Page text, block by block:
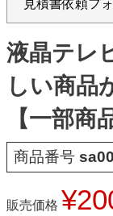
見積書依頼フ
液晶テレ
しい商品
【一部商
商品番号
販売価格 ¥